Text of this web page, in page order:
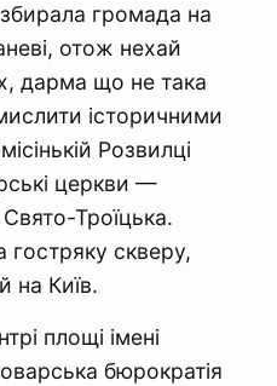
громада на
отож нехай
дарма що не така
історичними
Розвилці
церкви —
Троїцька.
гостряку скверу,
на Київ.
площі імені
бюрократія